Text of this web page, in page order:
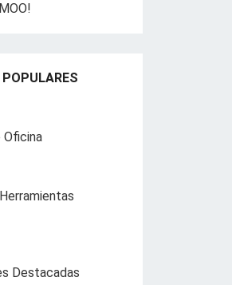
Oficina
Destacadas